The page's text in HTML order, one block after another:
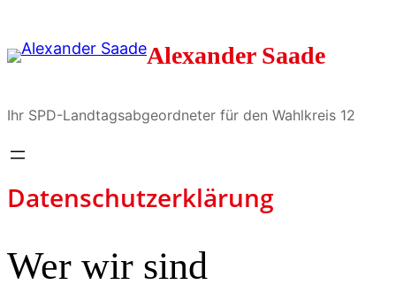
Inhalt
springen
Alexander Saade
Ihr SPD-Landtagsabgeordneter für den Wahlkreis 12
Datenschutzerklärung
Wer wir sind